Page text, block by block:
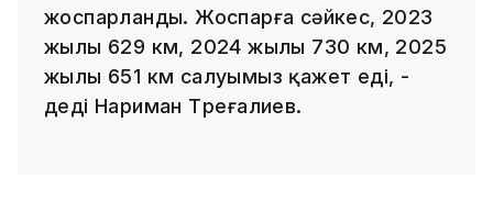
жоспарланды. Жоспарға сәйкес, 2023
жылы 629 км, 2024 жылы 730 км, 2025
жылы 651 км салуымыз қажет еді, -
деді Нариман Төреғалиев.